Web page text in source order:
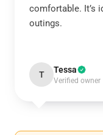
comfortable. It’s
outings.
T Tessa
Verified owner